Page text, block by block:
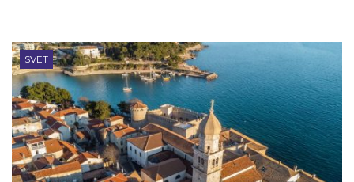
SVET